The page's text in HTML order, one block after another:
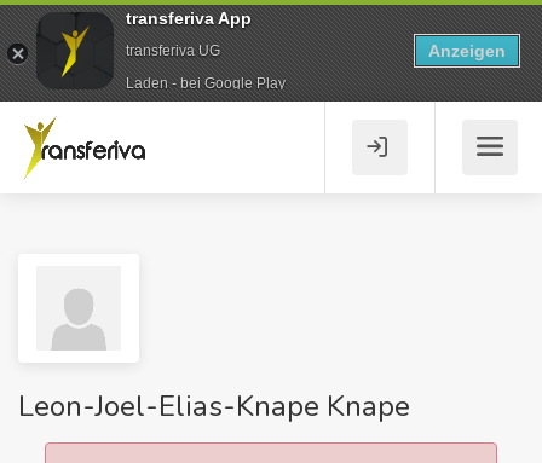
Leon-Joel-Elias-Knape Knape
transferiva App
transferiva UG
Laden - bei Google Play
Anzeigen